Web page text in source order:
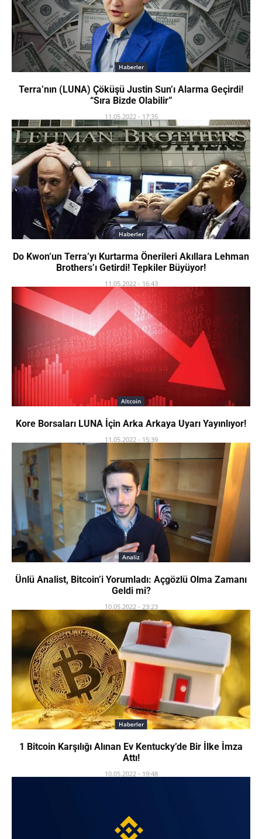
Haberler
Terra’nın (LUNA) Çöküşü Justin Sun’ı Alarma Geçirdi!
“Sıra Bizde Olabilir”
11.05.2022 - 17:35
Haberler
Do Kwon’un Terra’yı Kurtarma Önerileri Akıllara Lehman
Brothers’ı Getirdi! Tepkiler Büyüyor!
11.05.2022 - 16:43
Altcoin
Kore Borsaları LUNA İçin Arka Arkaya Uyarı Yayınlıyor!
11.05.2022 - 15:39
Analiz
Ünlü Analist, Bitcoin’i Yorumladı: Açgözlü Olma Zamanı
Geldi mi?
10.05.2022 - 23:23
Haberler
1 Bitcoin Karşılığı Alınan Ev Kentucky’de Bir İlke İmza
Attı!
10.05.2022 - 19:48